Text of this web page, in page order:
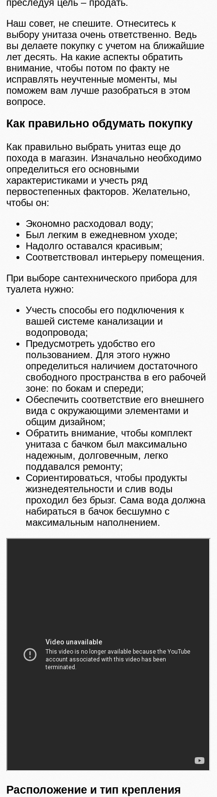
преследуя цель – продать.
Наш совет, не спешите. Отнеситесь к
выбору унитаза очень ответственно. Ведь
вы делаете покупку с учетом на ближайшие
лет десять. На какие аспекты обратить
внимание, чтобы потом по факту не
исправлять неучтенные моменты, мы
поможем вам лучше разобраться в этом
вопросе.
Как правильно обдумать покупку
Как правильно выбрать унитаз еще до
похода в магазин. Изначально необходимо
определиться его основными
характеристиками и учесть ряд
первостепенных факторов. Желательно,
чтобы он:
Экономно расходовал воду;
Был легким в ежедневном уходе;
Надолго оставался красивым;
Соответствовал интерьеру помещения.
При выборе сантехнического прибора для
туалета нужно:
Учесть способы его подключения к
вашей системе канализации и
водопровода;
Предусмотреть удобство его
пользованием. Для этого нужно
определиться наличием достаточного
свободного пространства в его рабочей
зоне: по бокам и спереди;
Обеспечить соответствие его внешнего
вида с окружающими элементами и
общим дизайном;
Обратить внимание, чтобы комплект
унитаза с бачком был максимально
надежным, долговечным, легко
поддавался ремонту;
Сориентироваться, чтобы продукты
жизнедеятельности и слив воды
проходил без брызг. Сама вода должна
набираться в бачок бесшумно с
максимальным наполнением.
Расположение и тип крепления